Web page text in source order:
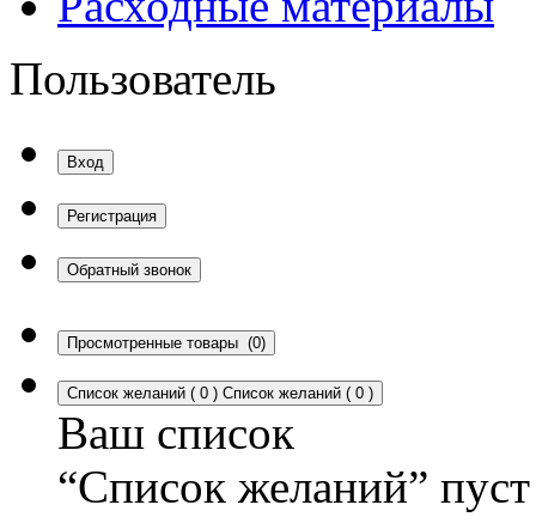
Пользователь
Вход
Регистрация
Обратный звонок
Просмотренные товары (0)
Список желаний ( 0 ) Список желаний ( 0 )
Ваш список
“Список желаний” пуст